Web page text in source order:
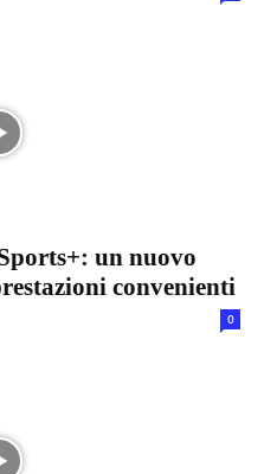
un nuovo
convenienti
0